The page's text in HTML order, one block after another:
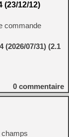
(23/12/12)
commande
(2026/07/31) (2.1
0 commentaire
champs